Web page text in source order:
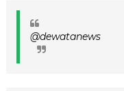
@dewatanews